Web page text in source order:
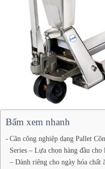
Bấm xem nhanh
Cân công nghiệp dạng Pallet
Series – Lựa chọn hàng đầu
– Dành riêng cho ngày hóa chất